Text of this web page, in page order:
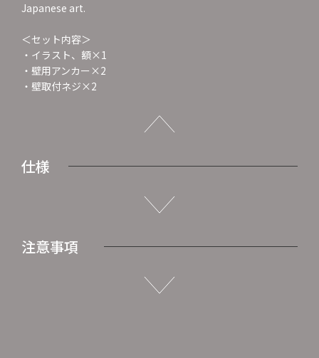
Japanese art.
＜セット内容＞
・イラスト、額×1
・壁用アンカー×2
・壁取付ネジ×2
仕様
注意事項